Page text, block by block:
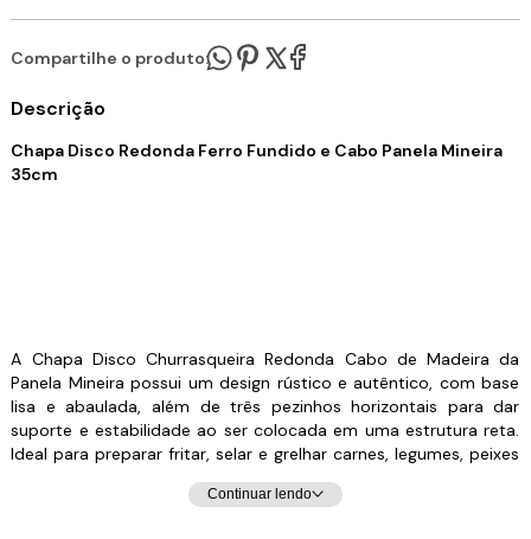
Compartilhe o produto:
Descrição
Chapa Disco Redonda Ferro Fundido e Cabo Panela Mineira
35cm
A Chapa Disco Churrasqueira Redonda Cabo de Madeira da
Panela Mineira possui um design rústico e autêntico, com base
lisa e abaulada, além de três pezinhos horizontais para dar
suporte e estabilidade ao ser colocada em uma estrutura reta.
Ideal para preparar fritar, selar e grelhar carnes, legumes, peixes
e outros alimentos, de maneira prática e eficiente. Sua
excelente distribuição e retenção de calor, característico do
Continuar lendo